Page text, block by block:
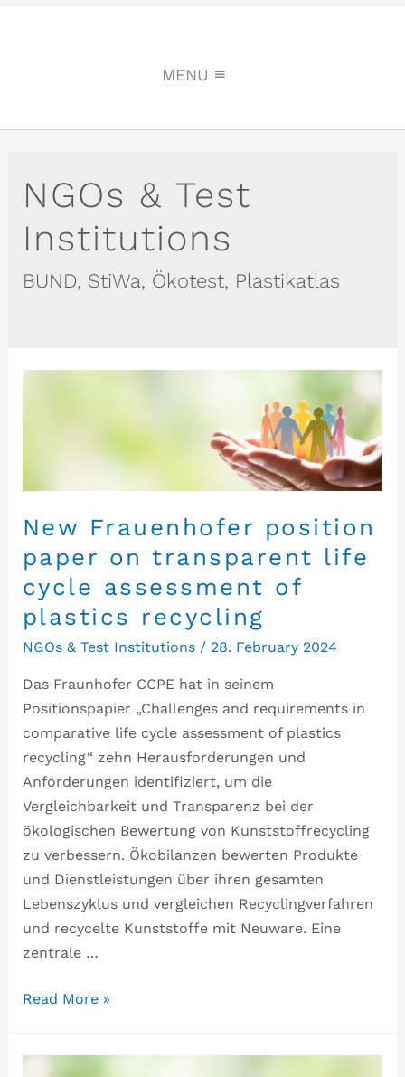
MENU
NGOs & Test
Institutions
BUND, StiWa, Ökotest, Plastikatlas
New Frauenhofer position
paper on transparent life
cycle assessment of
plastics recycling
NGOs & Test Institutions/ 28. February 2024
Das Fraunhofer CCPE hat in seinem
Positionspapier „Challenges and requirements in
comparative life cycle assessment of plastics
recycling“ zehn Herausforderungen und
Anforderungen identifiziert, um die
Vergleichbarkeit und Transparenz bei der
ökologischen Bewertung von Kunststoffrecycling
zu verbessern. Ökobilanzen bewerten Produkte
und Dienstleistungen über ihren gesamten
Lebenszyklus und vergleichen Recyclingverfahren
und recycelte Kunststoffe mit Neuware. Eine
zentrale …
Read More »